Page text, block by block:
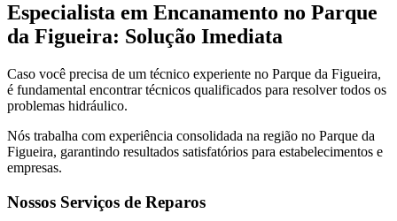
Especialista em Encanamento no Parque
da Figueira: Solução Imediata
Caso você precisa de um técnico experiente no Parque da Figueira,
é fundamental encontrar técnicos qualificados para resolver todos os
problemas hidráulico.
Nós trabalha com experiência consolidada na região no Parque da
Figueira, garantindo resultados satisfatórios para estabelecimentos e
empresas.
Nossos Serviços de Reparos